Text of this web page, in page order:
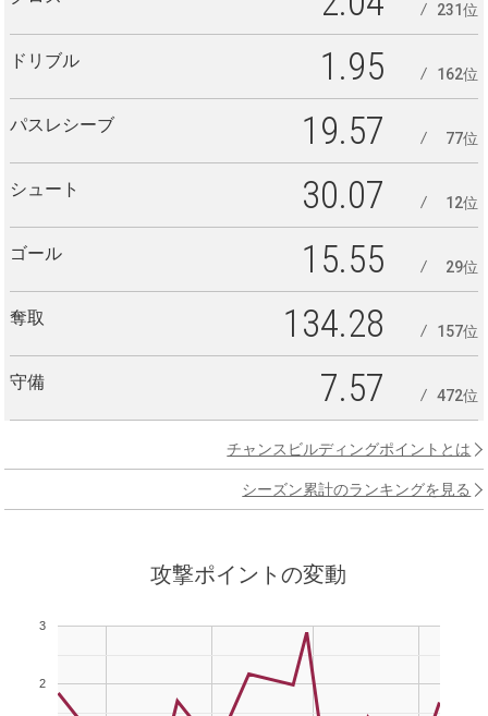
231位
ドリブル 1.95 162位
パスレシーブ 19.57 77位
シュート 30.07 12位
ゴール 15.55 29位
奪取 134.28 157位
守備 7.57 472位
チャンスビルディングポイントとは
シーズン累計のランキングを見る
攻撃ポイントの変動
2
3